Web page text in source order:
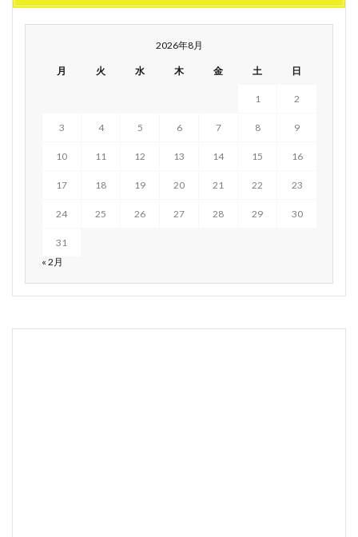
2026年8月
月 火 水 木 金 土 日
1 2
3 4 5 6 7 8 9
10 11 12 13 14 15 16
17 18 19 20 21 22 23
24 25 26 27 28 29 30
31
« 2月